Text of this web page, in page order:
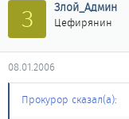
З Злой_Админ
Цефирянин
08.01.2006
Прокурор сказал(а):